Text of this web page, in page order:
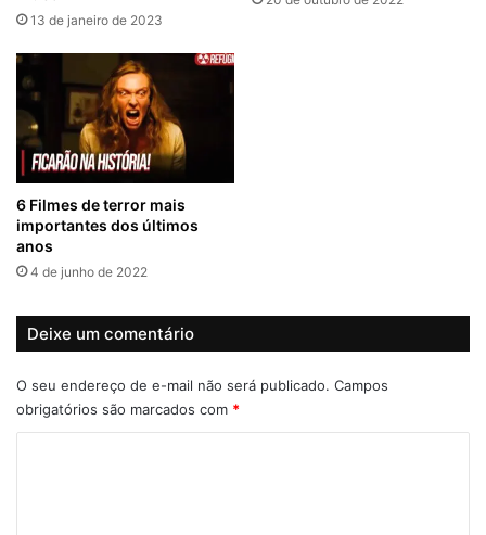
13 de janeiro de 2023
6 Filmes de terror mais
importantes dos últimos
anos
4 de junho de 2022
Deixe um comentário
O seu endereço de e-mail não será publicado. Campos
obrigatórios são marcados com *